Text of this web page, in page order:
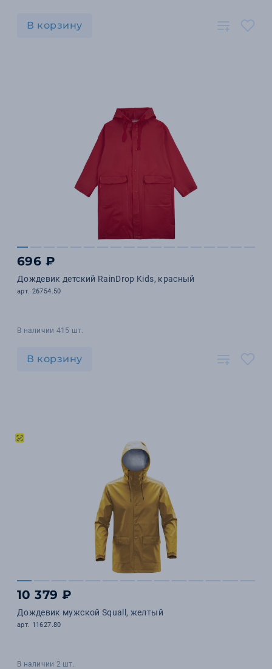
В корзину
696 ₽
Дождевик детский RainDrop Kids, красный
арт. 26754.50
В наличии 415 шт.
В корзину
10 379 ₽
Дождевик мужской Squall, желтый
арт. 11627.80
В наличии 2 шт.